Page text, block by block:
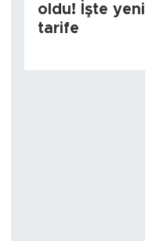
oldu! İşte yeni
tarife